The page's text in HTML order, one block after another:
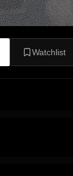
Watchlist